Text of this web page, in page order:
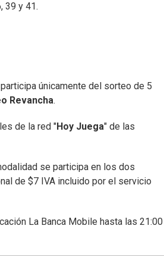
39 y 41.
únicamente del sorteo de 5
Revancha.
de la red "Hoy Juega" de las
se participa en los dos
de $7 IVA incluido por el servicio
La Banca Mobile hasta las 21:00